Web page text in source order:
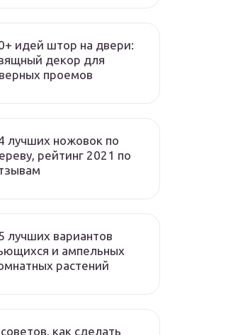
идей штор на двери:
декор для
проемов
лучших ножовок по
рейтинг 2021 по
лучших вариантов
и ампельных
растений
как сделать